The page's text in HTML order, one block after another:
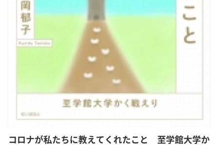
コロナが私たちに教えてくれたこと 至学館大学か